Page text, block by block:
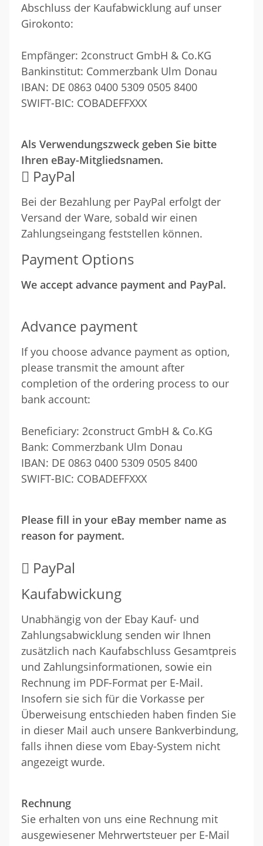
Abschluss der Kaufabwicklung auf unser
Girokonto:
Empfänger: 2construct GmbH & Co.KG
Bankinstitut: Commerzbank Ulm Donau
IBAN: DE 0863 0400 5309 0505 8400
SWIFT-BIC: COBADEFFXXX
Als Verwendungszweck geben Sie bitte
Ihren eBay-Mitgliedsnamen.
PayPal
Bei der Bezahlung per PayPal erfolgt der
Versand der Ware, sobald wir einen
Zahlungseingang feststellen können.
Payment Options
We accept advance payment and PayPal.
Advance payment
If you choose advance payment as option,
please transmit the amount after
completion of the ordering process to our
bank account:
Beneficiary: 2construct GmbH & Co.KG
Bank: Commerzbank Ulm Donau
IBAN: DE 0863 0400 5309 0505 8400
SWIFT-BIC: COBADEFFXXX
Please fill in your eBay member name as
reason for payment.
PayPal
Kaufabwickung
Unabhängig von der Ebay Kauf- und
Zahlungsabwicklung senden wir Ihnen
zusätzlich nach Kaufabschluss Gesamtpreis
und Zahlungsinformationen, sowie ein
Rechnung im PDF-Format per E-Mail.
Insofern sie sich für die Vorkasse per
Überweisung entschieden haben finden Sie
in dieser Mail auch unsere Bankverbindung,
falls ihnen diese vom Ebay-System nicht
angezeigt wurde.
Rechnung
Sie erhalten von uns eine Rechnung mit
ausgewiesener Mehrwertsteuer per E-Mail